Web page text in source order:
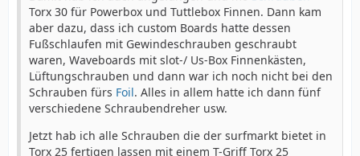
Torx 30 für Powerbox und Tuttlebox Finnen. Dann kam
aber dazu, dass ich custom Boards hatte dessen
Fußschlaufen mit Gewindeschrauben geschraubt
waren, Waveboards mit slot-/ Us-Box Finnenkästen,
Lüftungschrauben und dann war ich noch nicht bei den
Schrauben fürs Foil. Alles in allem hatte ich dann fünf
verschiedene Schraubendreher usw.
Jetzt hab ich alle Schrauben die der surfmarkt bietet in
Torx 25 fertigen lassen mit einem T-Griff Torx 25